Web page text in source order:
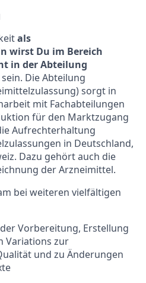
als
wirst Du im Bereich
in der Abteilung
Die Abteilung
sorgt in
mit Fachabteilungen
für den Marktzugang
Aufrechterhaltung
in Deutschland,
Dazu gehört auch die
der Arzneimittel.
bei weiteren vielfältigen
Vorbereitung, Erstellung
Variations zur
und zu Änderungen